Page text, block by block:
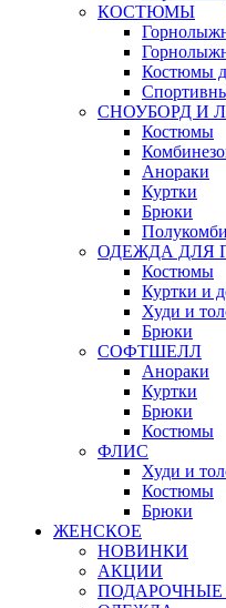
КОСТЮМЫ
Костюмы
СНОУБОРД И
Костюмы
Анораки
Куртки
Брюки
ОДЕЖДА ДЛЯ
Костюмы
Куртки и
Худи и
Брюки
СОФТШЕЛЛ
Анораки
Куртки
Брюки
Костюмы
ФЛИС
Худи и
Костюмы
Брюки
ЖЕНСКОЕ
НОВИНКИ
АКЦИИ